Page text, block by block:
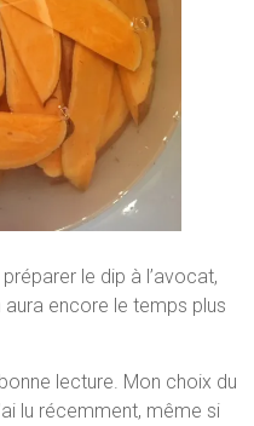
le dip à l’avocat,
aura encore le temps plus
lecture. Mon choix du
lu récemment, même si